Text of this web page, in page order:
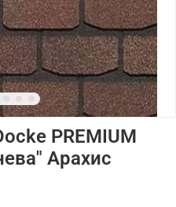
PREMIUM
Арахис